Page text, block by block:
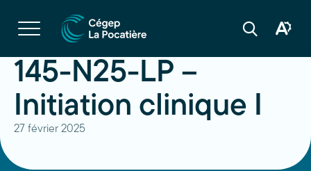
Ouvrir
la
navigation
site
Ouvrir
Ouvrir
145-N25-LP –
Initiation clinique I
27 février 2025